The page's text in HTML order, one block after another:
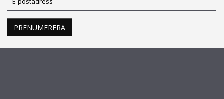
Prenumerera
vårt
nyhetsbrev
PRENUMERERA